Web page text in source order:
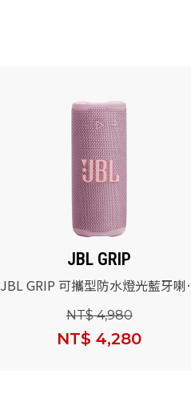
JBL GRIP
JBL GRIP 可攜型防水燈光藍牙喇
NT$ 4,980
NT$ 4,280